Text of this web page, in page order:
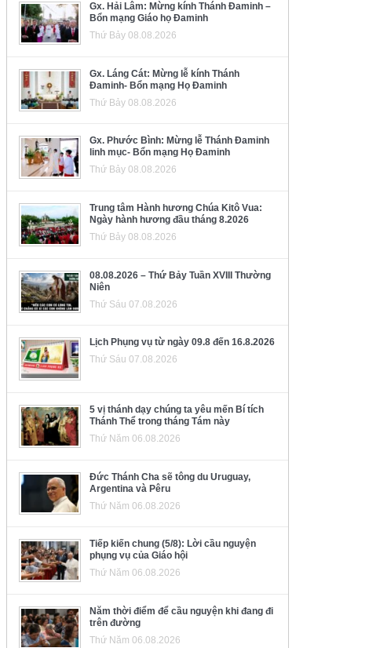
Gx. Hải Lâm: Mừng kính Thánh Đaminh –
Bổn mạng Giáo họ Đaminh
Thứ Bảy 08.08.2026
Gx. Láng Cát: Mừng lễ kính Thánh
Đaminh- Bổn mạng Họ Đaminh
Thứ Bảy 08.08.2026
Gx. Phước Bình: Mừng lễ Thánh Đaminh
linh mục- Bổn mạng Họ Đaminh
Thứ Bảy 08.08.2026
Trung tâm Hành hương Chúa Kitô Vua:
Ngày hành hương đầu tháng 8.2026
Thứ Bảy 08.08.2026
08.08.2026 – Thứ Bảy Tuần XVIII Thường
Niên
Thứ Sáu 07.08.2026
Lịch Phụng vụ từ ngày 09.8 đến 16.8.2026
Thứ Sáu 07.08.2026
5 vị thánh dạy chúng ta yêu mến Bí tích
Thánh Thể trong tháng Tám này
Thứ Năm 06.08.2026
Đức Thánh Cha sẽ tông du Uruguay,
Argentina và Pêru
Thứ Năm 06.08.2026
Tiếp kiến chung (5/8): Lời cầu nguyện
phụng vụ của Giáo hội
Thứ Năm 06.08.2026
Năm thời điểm để cầu nguyện khi đang đi
trên đường
Thứ Năm 06.08.2026